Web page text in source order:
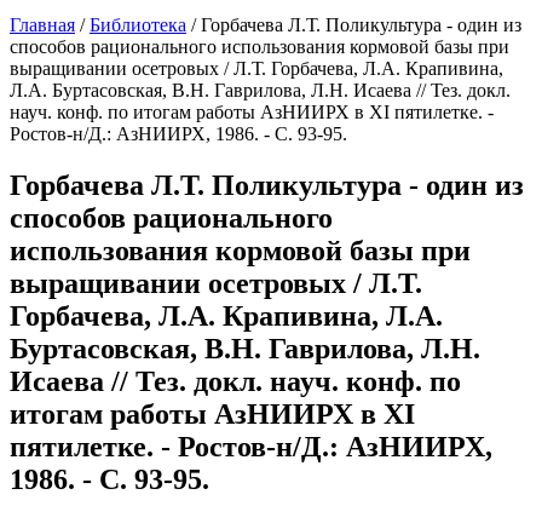
Главная /Библиотека /Горбачева Л.Т. Поликультура - один из
способов рационального использования кормовой базы при
выращивании осетровых / Л.Т. Горбачева, Л.А. Крапивина,
Л.А. Буртасовская, В.Н. Гаврилова, Л.Н. Исаева // Тез. докл.
науч. конф. по итогам работы АзНИИРХ в ХI пятилетке. -
Ростов-н/Д.: АзНИИРХ, 1986. - С. 93-95.
Горбачева Л.Т. Поликультура - один из
способов рационального
использования кормовой базы при
выращивании осетровых / Л.Т.
Горбачева, Л.А. Крапивина, Л.А.
Буртасовская, В.Н. Гаврилова, Л.Н.
Исаева // Тез. докл. науч. конф. по
итогам работы АзНИИРХ в ХI
пятилетке. - Ростов-н/Д.: АзНИИРХ,
1986. - С. 93-95.